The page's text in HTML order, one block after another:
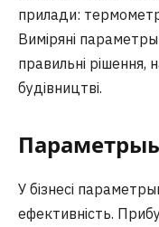
прилади:
Виміряні
правильні рішення,
будівництві.
Параметрыы
У бізнесі
ефективність.